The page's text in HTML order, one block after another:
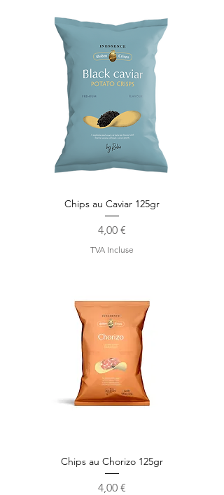
Chips au Caviar 125gr
Prix
4,00 €
TVA Incluse
Chips au Chorizo 125gr
Prix
4,00 €